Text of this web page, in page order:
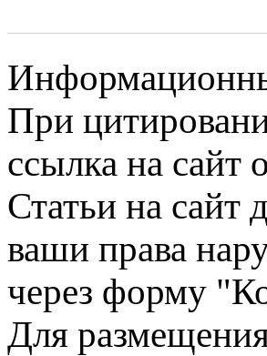
При
ссылка на сайт
Статьи на сайт
ваши права
через форму
Для